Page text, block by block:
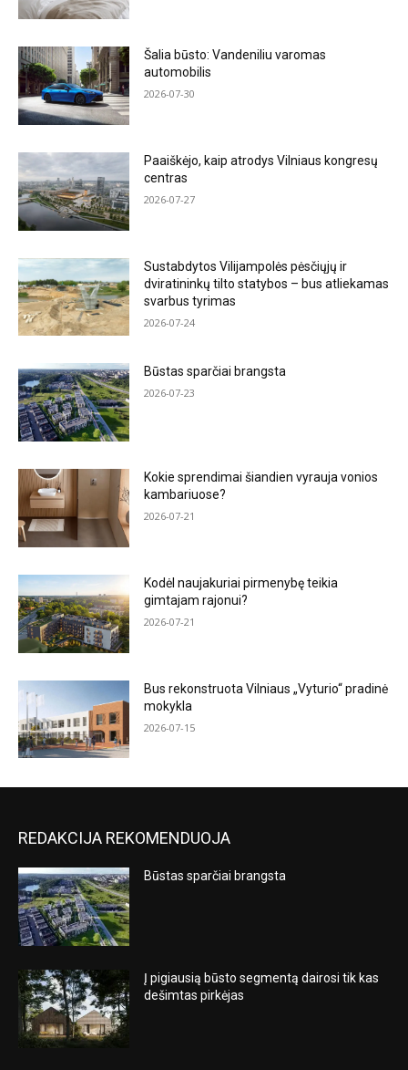
Šalia būsto: Vandeniliu varomas
automobilis
2026-07-30
Paaiškėjo, kaip atrodys Vilniaus kongresų
centras
2026-07-27
Sustabdytos Vilijampolės pėsčiųjų ir
dviratininkų tilto statybos – bus atliekamas
svarbus tyrimas
2026-07-24
Būstas sparčiai brangsta
2026-07-23
Kokie sprendimai šiandien vyrauja vonios
kambariuose?
2026-07-21
Kodėl naujakuriai pirmenybę teikia
gimtajam rajonui?
2026-07-21
Bus rekonstruota Vilniaus „Vyturio“ pradinė
mokykla
2026-07-15
REDAKCIJA REKOMENDUOJA
Būstas sparčiai brangsta
Į pigiausią būsto segmentą dairosi tik kas
dešimtas pirkėjas